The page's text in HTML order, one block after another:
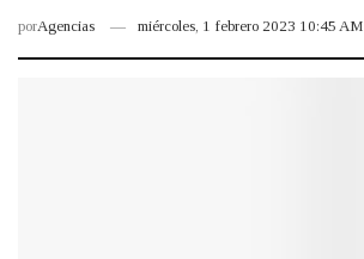
porAgencias miércoles, 1 febrero 2023 10:45 AM